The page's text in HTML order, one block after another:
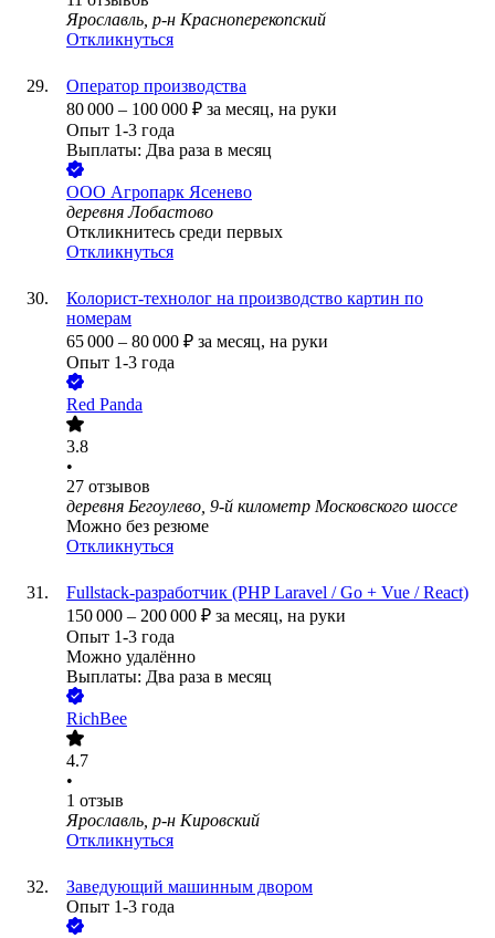
Ярославль, р-н Красноперекопский
Откликнуться
Оператор производства
80 000 – 100 000 ₽ за месяц, на руки
Опыт 1-3 года
Выплаты: Два раза в месяц
ООО Агропарк Ясенево
деревня Лобастово
Откликнитесь среди первых
Откликнуться
Колорист-технолог на производство картин по
номерам
65 000 – 80 000 ₽ за месяц, на руки
Опыт 1-3 года
Red Panda
3.8
•
27 отзывов
деревня Бегоулево, 9-й километр Московского шоссе
Можно без резюме
Откликнуться
Fullstack-разработчик (PHP Laravel / Go + Vue / React)
150 000 – 200 000 ₽ за месяц, на руки
Опыт 1-3 года
Можно удалённо
Выплаты: Два раза в месяц
RichBee
4.7
•
1 отзыв
Ярославль, р-н Кировский
Откликнуться
Заведующий машинным двором
Опыт 1-3 года